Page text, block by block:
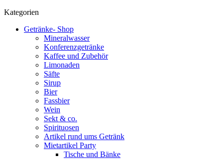
Kategorien
Getränke- Shop
Mineralwasser
Konferenzgetränke
Kaffee und Zubehör
Limonaden
Säfte
Sirup
Bier
Fassbier
Wein
Sekt & co.
Spirituosen
Artikel rund ums Getränk
Mietartikel Party
Tische und Bänke